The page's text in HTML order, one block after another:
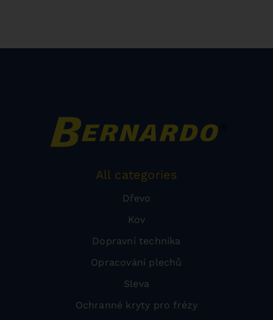
All categories
Dřevo
Kov
Dopravní technika
Opracování plechů
Sleva
Ochranné kryty pro frézy